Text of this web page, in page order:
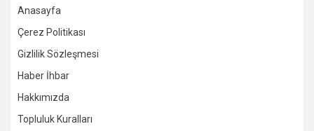
Anasayfa
Çerez Politikası
Gizlilik Sözleşmesi
Haber İhbar
Hakkımızda
Topluluk Kuralları